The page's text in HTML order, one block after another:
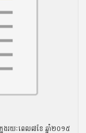
នុង​រយៈ​ពេល​៧ខែ ឆ្នាំ​២០១៥